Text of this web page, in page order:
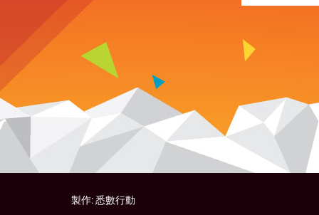
製作:悉數行動